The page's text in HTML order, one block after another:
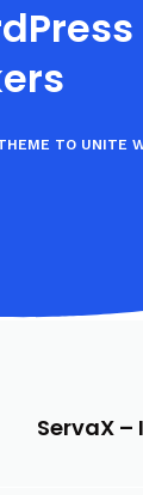
TO UNITE
ServaX –